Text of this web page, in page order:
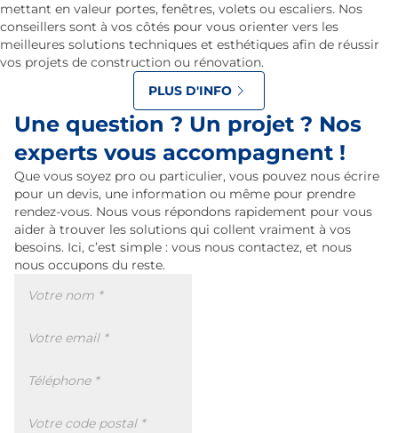
mettant en valeur portes, fenêtres, volets ou escaliers. Nos
conseillers sont à vos côtés pour vous orienter vers les
meilleures solutions techniques et esthétiques afin de réussir
vos projets de construction ou rénovation.
PLUS D'INFO
Une question ? Un projet ? Nos
experts vous accompagnent !
Que vous soyez pro ou particulier, vous pouvez nous écrire
pour un devis, une information ou même pour prendre
rendez-vous. Nous vous répondons rapidement pour vous
aider à trouver les solutions qui collent vraiment à vos
besoins. Ici, c’est simple : vous nous contactez, et nous
nous occupons du reste.